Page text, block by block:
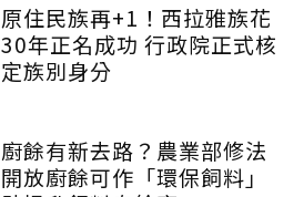
原住民族再+1！西拉雅族花
30年正名成功 行政院正式核
定族別身分
廚餘有新去路？農業部修法
開放廚餘可作「環保飼料」